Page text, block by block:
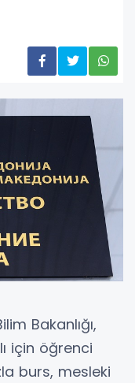
Bakanlığı,
için öğrenci
burs, mesleki